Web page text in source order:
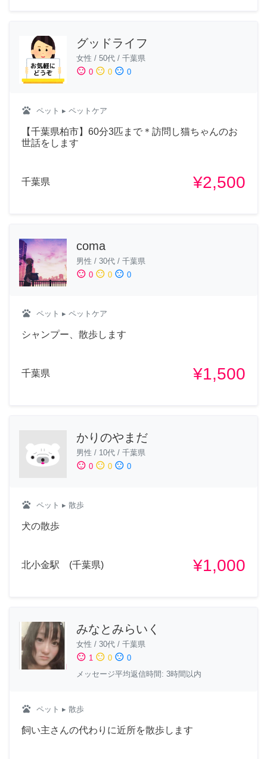
グッドライフ
女性 / 50代 / 千葉県
sentiment_satisfied 0 sentiment_neutral 0 sentiment_dissatisfied 0
pets ペット ▸ ペットケア
【千葉県柏市】60分3匹まで＊訪問し猫ちゃんのお
世話をします
千葉県 ¥2,500
coma
男性 / 30代 / 千葉県
sentiment_satisfied 0 sentiment_neutral 0 sentiment_dissatisfied 0
pets ペット ▸ ペットケア
シャンプー、散歩します
千葉県 ¥1,500
かりのやまだ
男性 / 10代 / 千葉県
sentiment_satisfied 0 sentiment_neutral 0 sentiment_dissatisfied 0
pets ペット ▸ 散歩
犬の散歩
北小金駅 (千葉県) ¥1,000
みなとみらいく
女性 / 30代 / 千葉県
sentiment_satisfied 1 sentiment_neutral 0 sentiment_dissatisfied 0
メッセージ平均返信時間: 3時間以内
pets ペット ▸ 散歩
飼い主さんの代わりに近所を散歩します